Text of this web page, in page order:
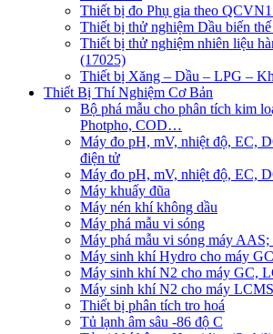
Thiết bị đo Phụ gia theo
Thiết bị thử nghiệm Dầu biến
Thiết bị thử nghiệm nhiên liệu
(17025)
Thiết bị Xăng – Dầu – LPG –
Thiết Bị Thí Nghiệm Cơ Bản
Bộ phá mẫu cho phân tích kim
Photpho, COD…
Máy đo pH, mV, nhiệt độ, EC,
điện tử
Máy đo pH, mV, nhiệt độ, EC,
Máy khuấy đũa
Máy nén khí không dầu
Máy phá mẫu vi sóng
Máy phá mẫu vi sóng máy
Máy sinh khí Hydro cho máy GC
Máy sinh khí N2 cho máy GC,
Máy sinh khí N2 cho máy LCMS
Thiết bị phân tích tro hoá
Tủ lạnh âm sâu -86 độ C